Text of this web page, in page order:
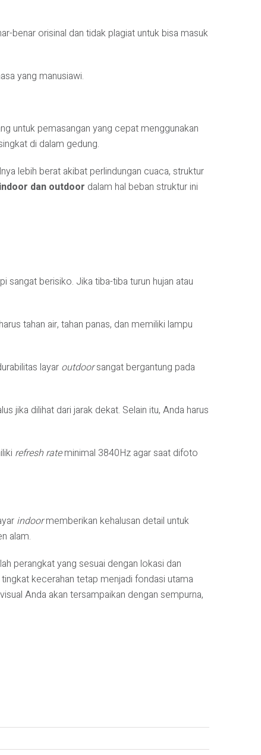
benar orisinal dan tidak plagiat untuk bisa masuk
yang manusiawi.
untuk pemasangan yang cepat menggunakan
di dalam gedung.
lebih berat akibat perlindungan cuaca, struktur
dan outdoor dalam hal beban struktur ini
sangat berisiko. Jika tiba-tiba turun hujan atau
tahan air, tahan panas, dan memiliki lampu
layar outdoorsangat bergantung pada
jika dilihat dari jarak dekat. Selain itu, Anda harus
refresh rateminimal 3840Hz agar saat difoto
indoormemberikan kehalusan detail untuk
alam.
perangkat yang sesuai dengan lokasi dan
kecerahan tetap menjadi fondasi utama
Anda akan tersampaikan dengan sempurna,